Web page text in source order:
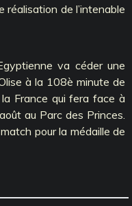
réalisation de l’intenable
va céder une
à la 108è minute de
France qui fera face à
au Parc des Princes.
pour la médaille de